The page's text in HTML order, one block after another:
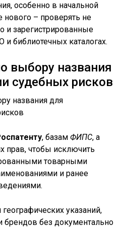
особенно в начальной
нового – проверять не
и зарегистрированные
и библиотечных каталогах.
выбору названия
судебных рисков
, базамФИПС, а
прав, чтобы исключить
товарными
и ранее
указаний,
без документально